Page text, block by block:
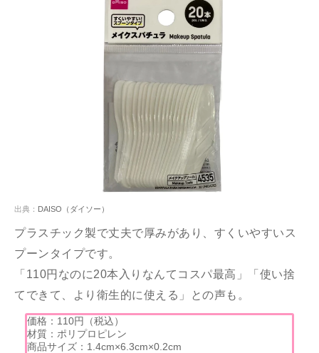
出典： DAISO（ダイソー）
プラスチック製で丈夫で厚みがあり、すくいやすいス
プーンタイプです。
「110円なのに20本入りなんてコスパ最高」「使い捨
てできて、より衛生的に使える」との声も。
価格：110円（税込）
材質：ポリプロピレン
商品サイズ：1.4cm×6.3cm×0.2cm